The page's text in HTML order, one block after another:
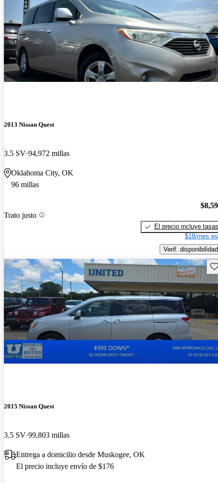
¡Nuevo!
2013 Nissan Quest
3.5 SV 94,972 millas
Oklahoma City, OK
96 millas
Trato justo
El precio incluye tasas
$18/mes
Verif. disponibilidad
2015 Nissan Quest
3.5 SV 99,803 millas
Entrega a domicilio desde Muskogee, OK
El precio incluye envío de $176